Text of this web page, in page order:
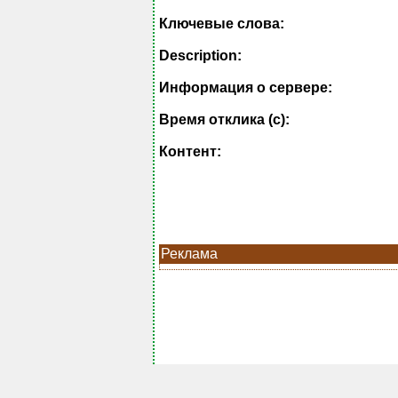
Ключевые слова:
Description:
Информация о сервере:
Время отклика (с):
Контент:
Реклама